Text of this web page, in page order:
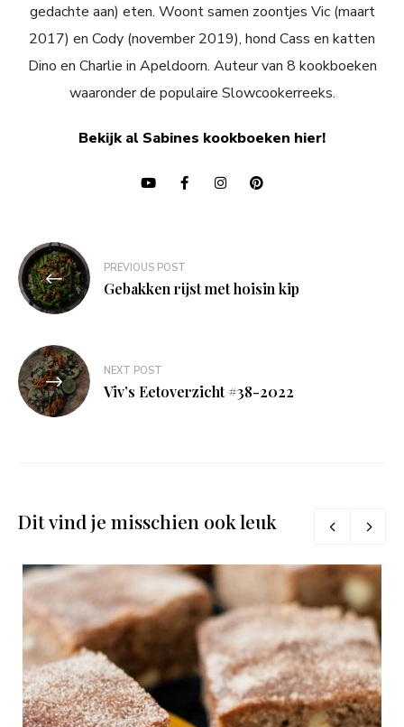
gedachte aan) eten. Woont samen zoontjes Vic (maart
2017) en Cody (november 2019), hond Cass en katten
Dino en Charlie in Apeldoorn. Auteur van 8 kookboeken
waaronder de populaire Slowcookerreeks.
Bekijk al Sabines kookboeken hier!
Bericht
navigatie
PREVIOUS POST
Gebakken rijst met hoisin kip
NEXT POST
Viv’s Eetoverzicht #38-2022
Dit vind je misschien ook leuk